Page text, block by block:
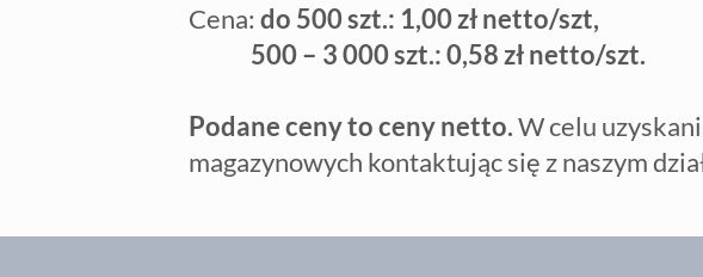
Cena:do 500 szt.: 1,00 zł netto/szt,
500 – 3 000 szt.: 0,58 zł netto/szt.
Podane ceny to ceny netto.W celu
magazynowych kontaktując się z naszym